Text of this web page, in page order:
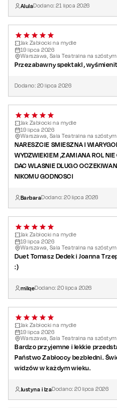
AlulaDodano:21 lipca 2026
Jak Zabłocki na mydle
19 lipca 2026
Warszawa, Sala Teatralna na
Przezabawny spektakl ,
Dodano: 20lipca 2026
Jak Zabłocki na mydle
19 lipca 2026
Warszawa, Sala Teatralna na
NARESZCIE SMIESZNA I
WYDZWIEKIEM ,ZAMIANA ROL
DAC WLASNIE DLUGO
NIKOMU GODNOSCI
BarbaraDodano:20 lipca 2026
Jak Zabłocki na mydle
19 lipca 2026
Warszawa, Sala Teatralna na
Duet Tomasz Dedek i Joanna
:)
milqeDodano:20 lipca 2026
Jak Zabłocki na mydle
19 lipca 2026
Warszawa, Sala Teatralna na
Bardzo przyjemne i lekkie
Państwo Zabłoccy bezbłedni.
widzów w każdym wieku.
Justyna i IzaDodano:20 lipca 2026